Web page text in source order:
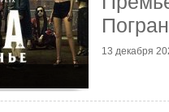
13 декабря